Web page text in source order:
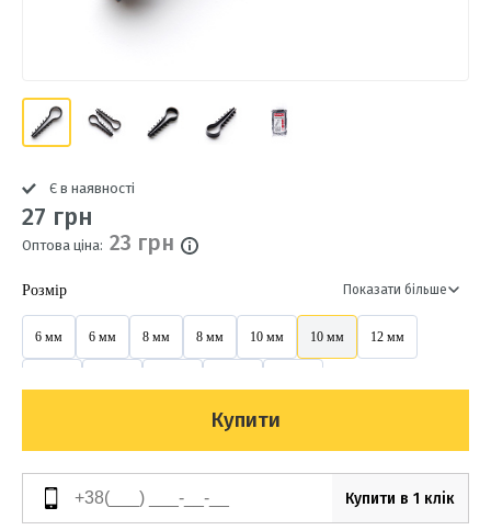
Є в наявності
27 грн
Оптова ціна: 23 грн
Розмір Показати більше
6 мм 6 мм 8 мм 8 мм 10 мм 10 мм 12 мм
Купити
Купити в 1 клік